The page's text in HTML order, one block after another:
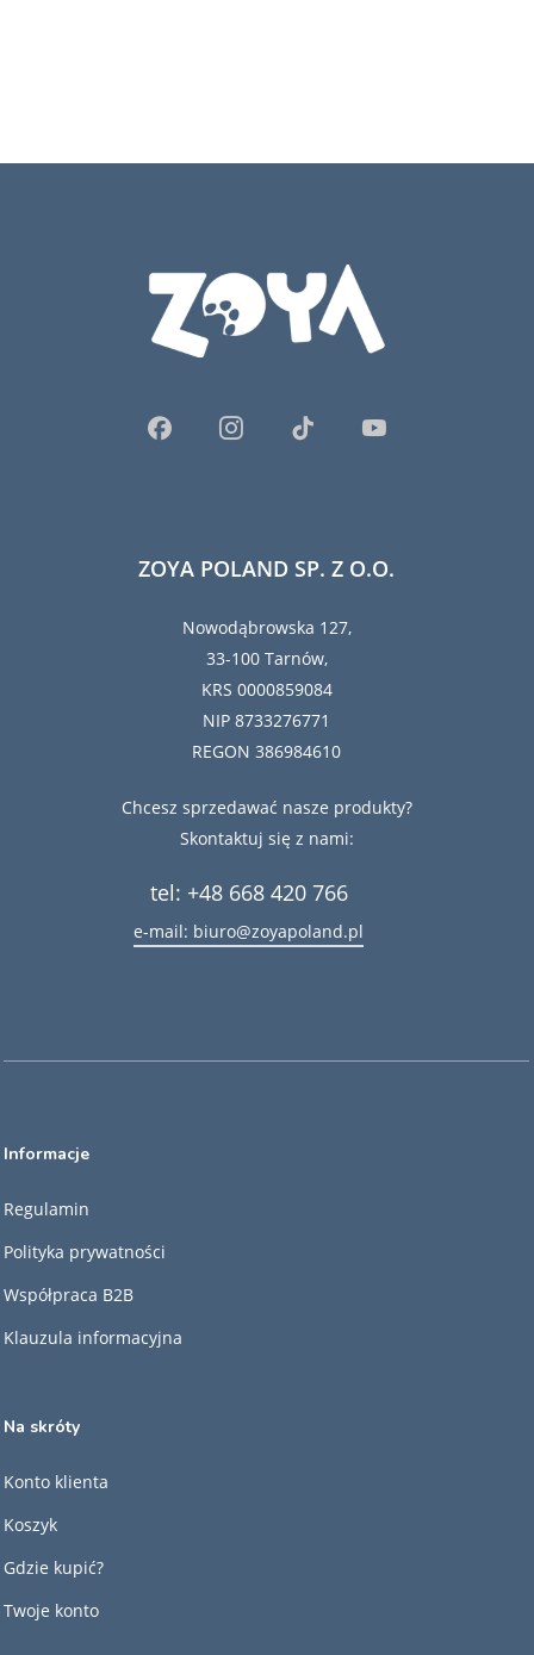
ZOYA POLAND SP. Z O.O.
Nowodąbrowska 127,
33-100 Tarnów,
KRS 0000859084
NIP 8733276771
REGON 386984610
Chcesz sprzedawać nasze produkty?
Skontaktuj się z nami:
tel: +48 668 420 766
e-mail: biuro@zoyapoland.pl
Informacje
Regulamin
Polityka prywatności
Współpraca B2B
Klauzula informacyjna
Na skróty
Konto klienta
Koszyk
Gdzie kupić?
Twoje konto